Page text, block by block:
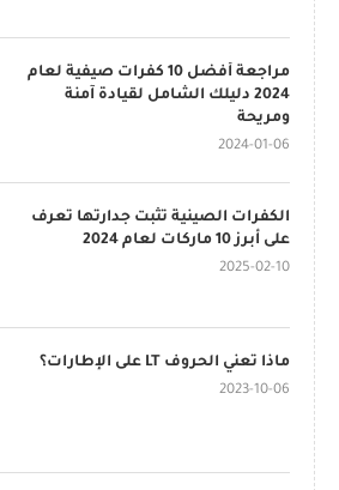
مراجعة أفضل 10 كفرات صيفية لعام
2024 دليلك الشامل لقيادة آمنة
ومريحة
2024-01-06
الكفرات الصينية تثبت جدارتها تعرف
على أبرز 10 ماركات لعام 2024
2025-02-10
ماذا تعني الحروف LT على الإطارات؟
2023-10-06